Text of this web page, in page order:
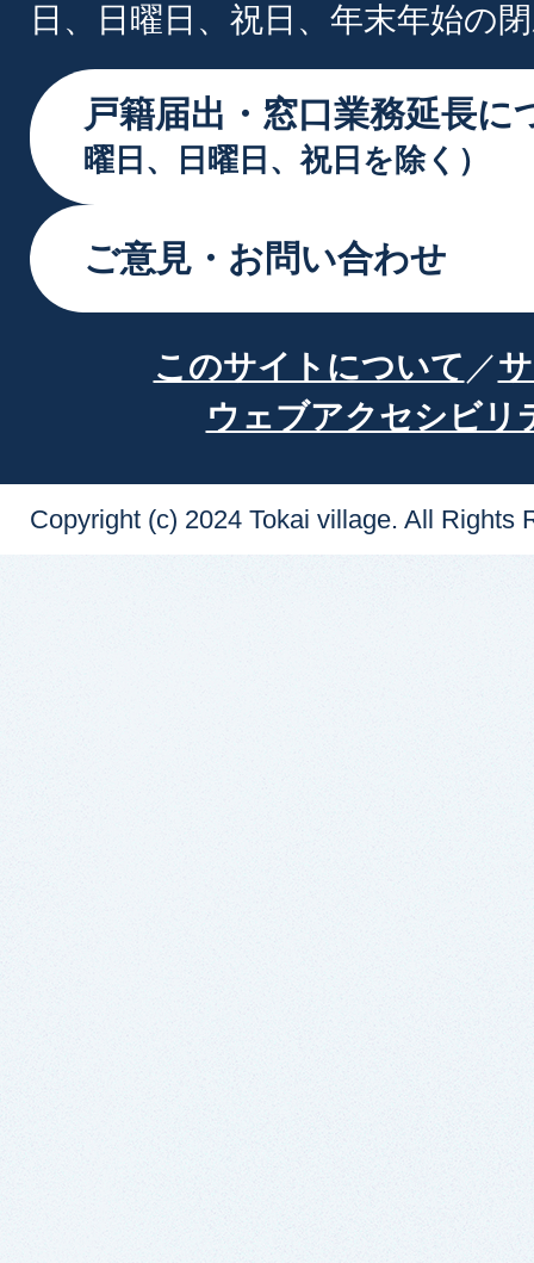
日、日曜日、祝日、年末年始の
戸籍届出・窓口業務延長に
曜日、日曜日、祝日を除く）
ご意見・お問い合わせ
このサイトについて
ウェブアクセシビリ
Copyright (c) 2024 Tokai village. All Rights